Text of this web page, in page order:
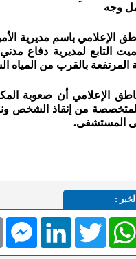
وجه
الإعلامي باسم مديرية
التابع لمديرية دفاع
المرتفعة بالقرب من المياه
الإعلامي أن صعوبة
من إنقاذ الشخص
المستشفى.
:
MessengerLinkedIn Twitter